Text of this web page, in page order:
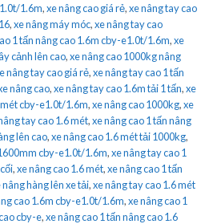
1.6m,xe nâng cao giá rẻ,xe nâng tay cao
,xe nâng máy móc,xe nâng tay cao
1 tấn nâng cao 1.6m cby-e1.0t/1.6m,xe
cảnh lên cao,xe nâng cao 1000kg nâng
nâng tay cao giá rẻ,xe nâng tay cao 1 tấn
nâng cao,xe nâng tay cao 1.6m tải 1 tấn,xe
mét cby-e1.0t/1.6m,xe nâng cao 1000kg,xe
tay cao 1.6 mét,xe nâng cao 1 tấn nâng
lên cao,xe nâng cao 1.6 mét tải 1000kg,
cby-e1.0t/1.6m,xe nâng tay cao 1
,xe nâng cao 1.6 mét,xe nâng cao 1 tấn
nâng hàng lên xe tải,xe nâng tay cao 1.6 mét
cao 1.6m cby-e1.0t/1.6m,xe nâng cao 1
cby-e,xe nâng cao 1 tấn nâng cao 1.6